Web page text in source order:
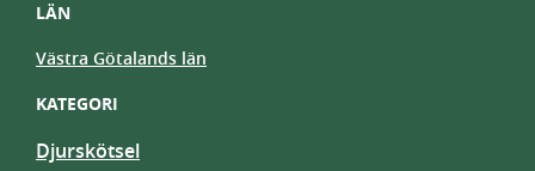
LÄN
Västra Götalands län
KATEGORI
Djurskötsel